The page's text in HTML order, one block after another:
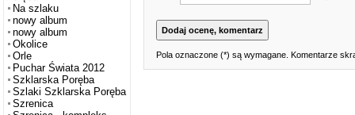
Na szlaku
nowy album
nowy album
Okolice
Orle
Puchar Świata 2012
Szklarska Poręba
Szlaki Szklarska Poręba
Szrenica
Pola oznaczone (*) są wymagane. Komentarze